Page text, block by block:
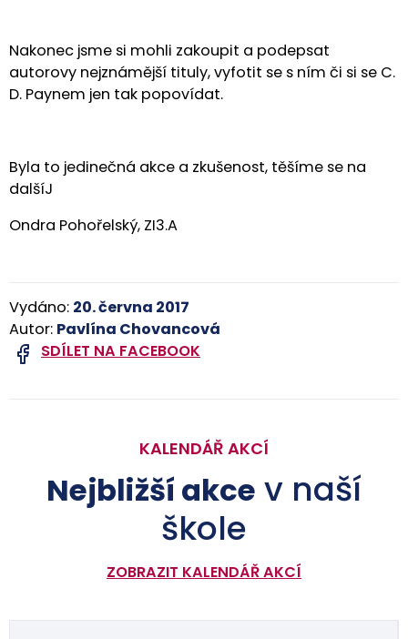
Nakonec jsme si mohli zakoupit a podepsat
autorovy nejznámější tituly, vyfotit se s ním či si se C.
D. Paynem jen tak popovídat.
Byla to jedinečná akce a zkušenost, těšíme se na
dalšíJ
Ondra Pohořelský, ZI3.A
SDÍLET NA FACEBOOK
Vydáno: 20. června 2017
Autor: Pavlína Chovancová
KALENDÁŘ AKCÍ
Nejbližší akce v naší
škole
ZOBRAZIT KALENDÁŘ AKCÍ